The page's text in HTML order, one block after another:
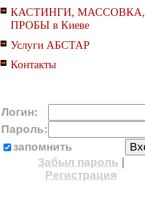
КАСТИНГИ, МАССОВКА,
ПРОБЫ в Киеве
Услуги АБСТАР
Контакты
Логин:
Пароль:
запомнить
Забыл пароль
Регистрация